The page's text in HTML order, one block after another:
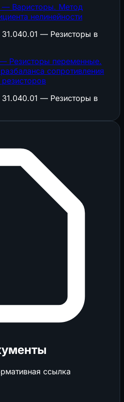
— Варисторы. Метод
нелинейности
— Резисторы в
Резисторы переменные.
сопротивления
— Резисторы в
ссылка